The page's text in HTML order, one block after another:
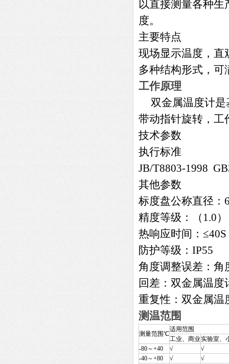
以直接测量各种
度。
主要特点
现场显示温度，直
多种结构形式，可
工作原理
双金属温度计
带动指针旋转，工
技术参数
执行标准
JB/T8803-1998
其他参数
标度盘公称直径：
精度等级：（1.0
热响应时间：≤40S
防护等级：IP55
角度调整误差：角
回差：双金属温
重复性：双金属
测温范围
测量范围℃
适用范围
工业、商业实验室、
-80～+40
√
√
-40～+80
√
√